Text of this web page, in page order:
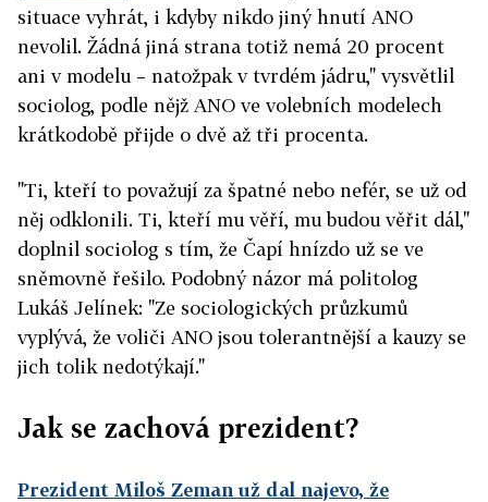
situace vyhrát, i kdyby nikdo jiný hnutí ANO
nevolil. Žádná jiná strana totiž nemá 20 procent
ani v modelu – natožpak v tvrdém jádru," vysvětlil
sociolog, podle nějž ANO ve volebních modelech
krátkodobě přijde o dvě až tři procenta.
"Ti, kteří to považují za špatné nebo nefér, se už od
něj odklonili. Ti, kteří mu věří, mu budou věřit dál,"
doplnil sociolog s tím, že Čapí hnízdo už se ve
sněmovně řešilo. Podobný názor má politolog
Lukáš Jelínek: "Ze sociologických průzkumů
vyplývá, že voliči ANO jsou tolerantnější a kauzy se
jich tolik nedotýkají."
Jak se zachová prezident?
Prezident Miloš Zeman už dal najevo, že